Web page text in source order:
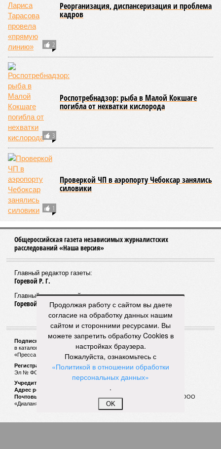
имущества Леонида Маркелова
В Йошкар-Оле предъявлено обвинение
наркоману, уколовшему «синтетикой»
таксистку и администратора сауны
Семейный бизнес Хайрулловых
«Финты» в правительстве
В правительстве Марий Эл массово увольняются
чиновники с ключевых должностей
Ход Маркеловым
Арест экс-главы Марий Эл – борьба с коррупцией
Продолжая работу с сайтом вы даете
согласие на обработку данных нашим
сайтом и сторонними ресурсами. Вы
можете запретить обработку Cookies в
настройках браузера.
Пожалуйста, ознакомьтесь с
«Политикой в отношении обработки
персональных данных»
.
OK